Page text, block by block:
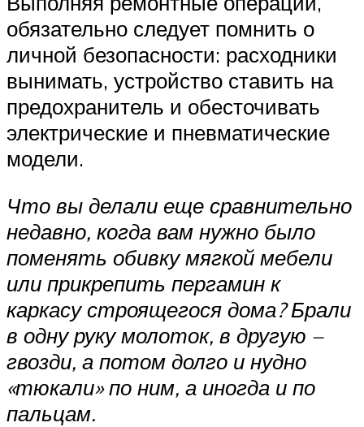
обязательно следует помнить о
личной безопасности: расходники
вынимать, устройство ставить на
предохранитель и обесточивать
электрические и пневматические
модели.
Что вы делали еще сравнительно
недавно, когда вам нужно было
поменять обивку мягкой мебели
или прикрепить пергамин к
каркасу строящегося дома? Брали
в одну руку молоток, в другую –
гвозди, а потом долго и нудно
«тюкали» по ним, а иногда и по
пальцам.